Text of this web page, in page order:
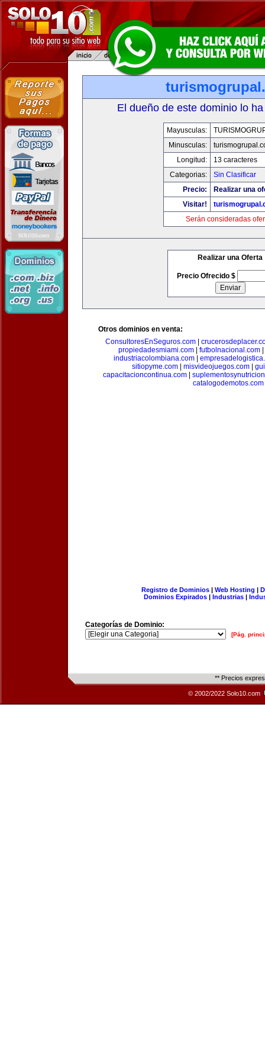
El dueño de este dominio lo
Mayusculas:
Minusculas:
Longitud:
13 caracteres
Categorias:
Sin Clasificar
Precio:
Realizar una
Visitar!
Serán consideradas
Realizar una Oferta
Precio Ofrecido $
Otros dominios en venta:
ConsultoresEnSeguros.com|
propiedadesmiami.com| futbolnacional.com|
industriacolombiana.com|
sitiopyme.com
misvideojuegos.com
capacitacioncontinua.com
catalogodemotos.com
Registro de Dominios| Web Hosting |
Dominios Expirados | Industrias |
Categorías de Dominio:
[Pág.
** Precios
© 2002/2022 Solo10.com